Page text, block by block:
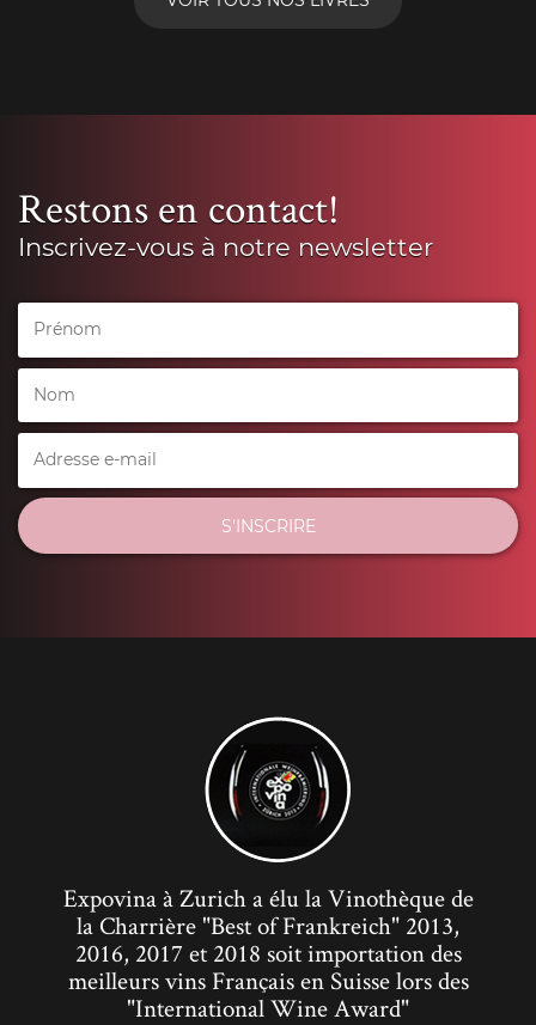
Restons en contact!
Inscrivez-vous à notre newsletter
S'INSCRIRE
Expovina à Zurich a élu la Vinothèque de
la Charrière "Best of Frankreich" 2013,
2016, 2017 et 2018 soit importation des
meilleurs vins Français en Suisse lors des
"International Wine Award"